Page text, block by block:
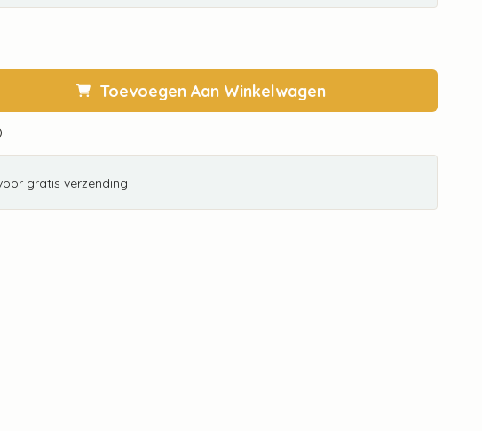
Toevoegen Aan Winkelwagen
gratis verzending